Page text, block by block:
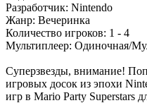
Разработчик: Nintendo
Жанр: Вечеринка
Количество игроков: 1 - 4
Мультиплеер: Одиночная/
Суперзвезды, внимание!
игровых досок из эпохи
игр в Mario Party Superstars